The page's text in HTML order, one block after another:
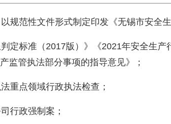
规范性文件形式制定印发《无锡市安全
定标准（2017版）》《2021年安全生
监管执法部分事项的指导意见》；
重点领域行政执法检查；
行政强制案；